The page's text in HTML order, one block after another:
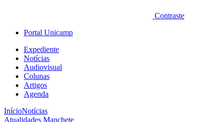
Contraste
Portal Unicamp
Expediente
Notícias
Audiovisual
Colunas
Artigos
Agenda
InícioNotícias
Atualidades Manchete